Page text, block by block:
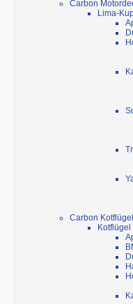
Carbon
Lima-
Carbon